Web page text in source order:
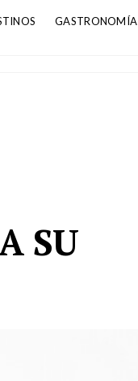
GASTRONOMÍA
SU